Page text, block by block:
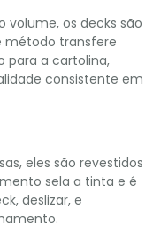
volume, os decks são
método transfere
para a cartolina,
consistente em
eles são revestidos
sela a tinta e é
deslizar, e